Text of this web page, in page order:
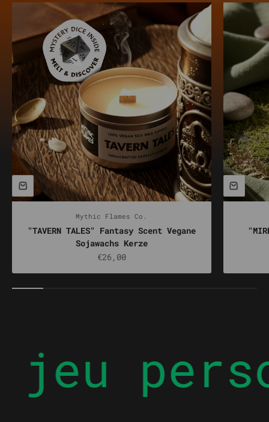
Mythic Flames Co.
"TAVERN TALES" Fantasy Scent Vegane
Sojawachs Kerze
Prix de vente
€26,00
jeu